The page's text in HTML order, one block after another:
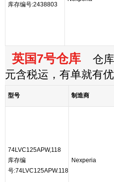
库存编号:2438803
英国7号仓库 仓库
元含税运，有单就有
型号 制造商
74LVC125APW,118
库存编
号:74LVC125APW.118
Nexperia